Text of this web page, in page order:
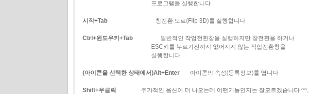
프로그램을 실행합니다
시작+Tab창전환 모르(Flip 3D)를 실행합니다
Ctrl+윈도우키+Tab일반적인 작업전환창을 실행하지만 창전환을 하거나
ESC키를 누르기전까지 없어지지 않는 작업전환창을
실행합니다
(아이콘을 선택한 상태에서)Alt+Enter아이콘의 속성(등록정보)를 엽니다
Shift+우클릭 추가적인 옵션이 더 나오는데 어떤기능인지는 잘모르겠습니다 ^^;